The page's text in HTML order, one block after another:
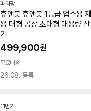
파라팡네
이
버
휴앤봇 휴앤봇 1등급 업소용
용 대형 공장 초대형 대용량
기
499,900원
무료배송
26.08. 등록
11번가